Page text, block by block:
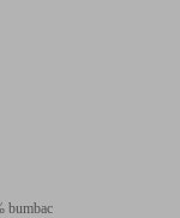
bumbac